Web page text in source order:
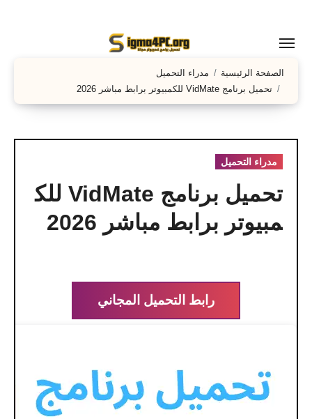
المحتوى
الصفحة الرئيسية
مدراء التحميل
تحميل برنامج VidMate للكمبيوتر برابط مباشر 2026
مدراء التحميل
تحميل برنامج VidMate للك
مبيوتر برابط مباشر 2026
رابط التحميل المجاني